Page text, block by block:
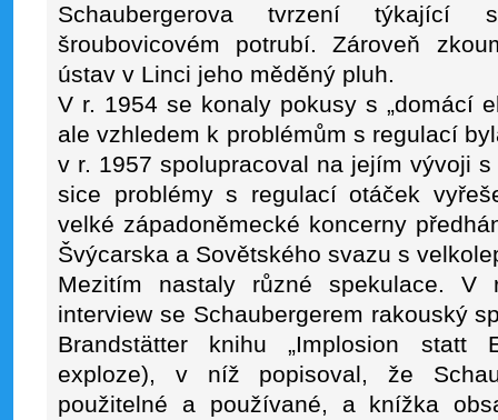
Schaubergerova tvrzení
šroubovicovém potrubí. Zároveň
ústav v Linci jeho měděný pluh.
V r. 1954 se konaly pokusy s „domácí
ale vzhledem k problémům s regulací
v r. 1957 spolupracoval na jejím vývoji
sice problémy s regulací otáček
velké západoněmecké koncerny
Švýcarska a Sovětského svazu s
Mezitím nastaly různé spekulace.
interview se Schaubergerem rakouský
Brandstätter knihu „Implosion statt
exploze), v níž popisoval, že
použitelné a používané, a knížka